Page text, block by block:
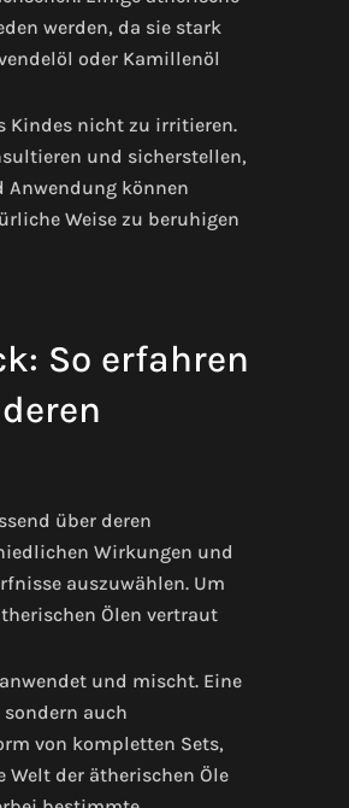
werden, da sie stark
oder Kamillenöl
Kindes nicht zu irritieren.
und sicherstellen,
Anwendung können
Weise zu beruhigen
So erfahren
über deren
Wirkungen und
auszuwählen. Um
Ölen vertraut
und mischt. Eine
auch
von kompletten Sets,
der ätherischen Öle